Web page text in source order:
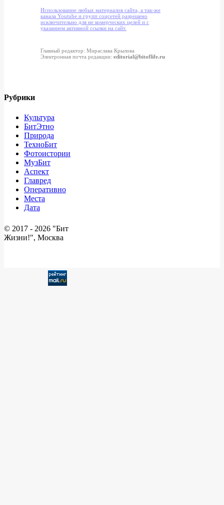
Использование любых материалов сайта, а так-же
канала Youtube и групп соцсетей разрешено
исключительно для не комерческих целей и с
указанием активной ссылки на сайт.
Главный редактор: Мираслава Крылова
Электронная почта редакции: editorial@bitoflife.ru
Рубрики
Культура
БитЭтно
Природа
ТехноБит
Фотоистории
МузБит
Аспект
Главред
Оперативно
Места
Дата
© 2017 - 2026 "Бит
Жизни!", Москва